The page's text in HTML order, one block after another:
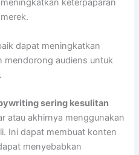
keterpaparan
dapat meningkatkan
mendorong audiens untuk
sering kesulitan
atau akhirnya menggunakan
Ini dapat membuat konten
menyebabkan